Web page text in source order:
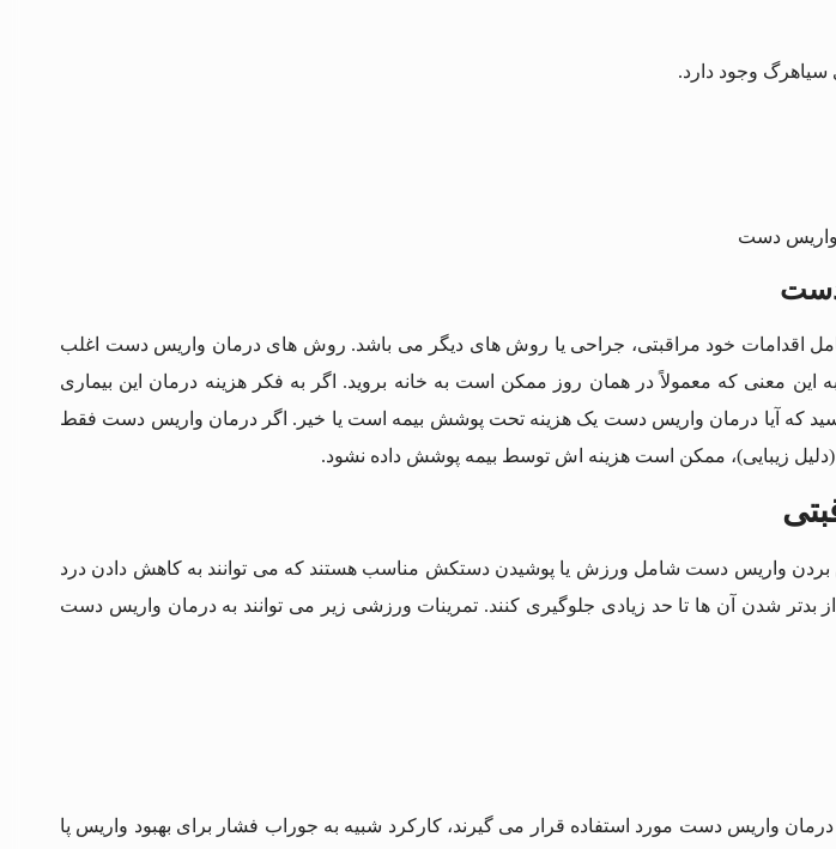
وجود دارد.
دست
خود مراقبتی، جراحی یا روش‌ های دیگر می باشد. روش‌ های درمان واریس دست اغلب
این معنی که معمولاً در همان روز ممکن است به خانه بروید. اگر به فکر هزینه درمان این بیماری
که آیا درمان واریس دست یک هزینه تحت پوشش بیمه است یا خیر. اگر درمان واریس دست فقط
زیبایی)، ممکن است هزینه اش توسط بیمه پوشش داده نشود.
بردن واریس دست شامل ورزش یا پوشیدن دستکش مناسب هستند که می توانند به کاهش دادن درد
شدن آن ها تا حد زیادی جلوگیری کنند. تمرینات ورزشی زیر می‌ توانند به درمان واریس دست
واریس دست مورد استفاده قرار می گیرند، کارکرد شبیه به جوراب فشار برای بهبود واریس پا